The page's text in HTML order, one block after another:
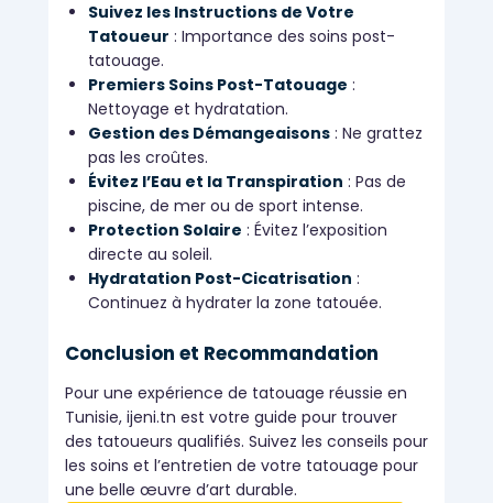
Suivez les Instructions de Votre
Tatoueur : Importance des soins post-
tatouage.
Premiers Soins Post-Tatouage :
Nettoyage et hydratation.
Gestion des Démangeaisons : Ne grattez
pas les croûtes.
Évitez l’Eau et la Transpiration : Pas de
piscine, de mer ou de sport intense.
Protection Solaire : Évitez l’exposition
directe au soleil.
Hydratation Post-Cicatrisation :
Continuez à hydrater la zone tatouée.
Conclusion et Recommandation
Pour une expérience de tatouage réussie en
Tunisie, ijeni.tn est votre guide pour trouver
des tatoueurs qualifiés. Suivez les conseils pour
les soins et l’entretien de votre tatouage pour
une belle œuvre d’art durable.